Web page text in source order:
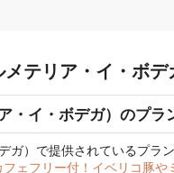
テリア・イ・ボ
・イ・ボデガ）のプラ
ガ）で提供されているプラ
フェフリー付！イベリコ豚